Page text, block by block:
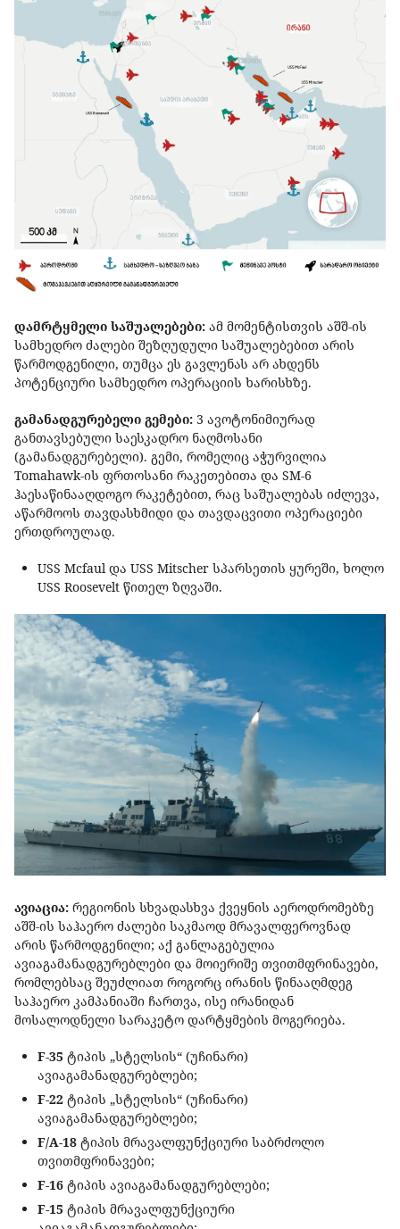
დამრტყმელი საშუალებები: ამ მომენტისთვის აშშ-ის
სამხედრო ძალები შეზღუდული საშუალებებით არის
წარმოდგენილი, თუმცა ეს გავლენას არ ახდენს
პოტენციური სამხედრო ოპერაციის ხარისხზე.
გამანადგურებელი გემები: 3 ავოტონიმიურად
განთავსებული საესკადრო ნაღმოსანი
(გამანადგურებელი). გემი, რომელიც აჭურვილია
Tomahawk-ის ფრთოსანი რაკეთებითა და SM-6
ჰაესაწინააღდოგო რაკეტებით, რაც საშუალებას იძლევა,
აწარმოოს თავდასხმიდი და თავდაცვითი ოპერაციები
ერთდროულად.
USS Mcfaul და USS Mitscher სპარსეთის ყურეში, ხოლო
USS Roosevelt წითელ ზღვაში.
ავიაცია: რეგიონის სხვადასხვა ქვეყნის აეროდრომებზე
აშშ-ის საჰაერო ძალები საკმაოდ მრავალფეროვნად
არის წარმოდგენილი; აქ განლაგებულია
ავიაგამანადგურებლები და მოიერიშე თვითმფრინავები,
რომლებსაც შეუძლიათ როგორც ირანის წინააღმდეგ
საჰაერო კამპანიაში ჩართვა, ისე ირანიდან
მოსალოდნელი სარაკეტო დარტყმების მოგერიება.
F-35 ტიპის „სტელსის“ (უჩინარი)
ავიაგამანადგურებლები;
F-22 ტიპის „სტელსის“ (უჩინარი)
ავიაგამანადგურებლები;
F/A-18 ტიპის მრავალფუნქციური საბრძოლო
თვითმფრინავები;
F-16 ტიპის ავიაგამანადგურებლები;
F-15 ტიპის მრავალფუნქციური